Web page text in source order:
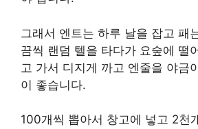
그래서 엔트는 하루 날을 잡고 패
끔씩 랜덤 텔을 타다가 요숲에 떨
고 가서 디지게 까고 엔줄을 야금
이 좋습니다.
100개씩 뽑아서 창고에 넣고 2천